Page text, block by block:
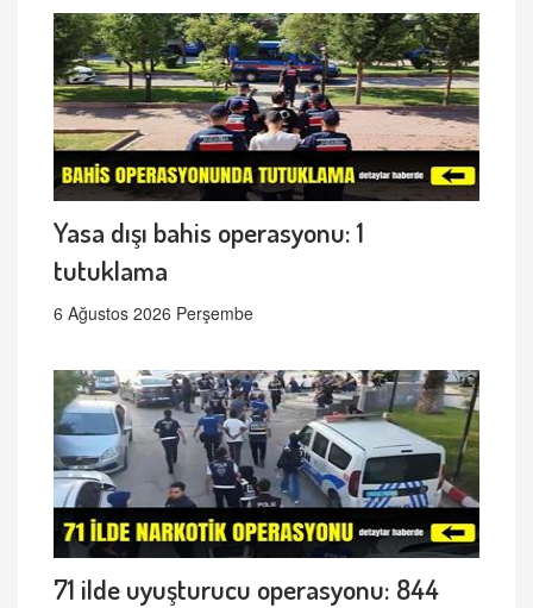
Yasa dışı bahis operasyonu: 1
tutuklama
6 Ağustos 2026 Perşembe
71 ilde uyuşturucu operasyonu: 844